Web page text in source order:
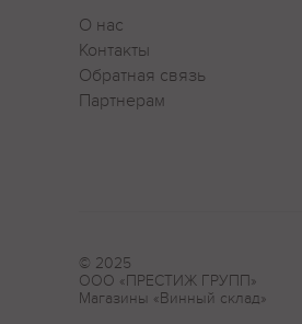
О нас
Контакты
Обратная связь
Партнерам
© 2025
ООО «ПРЕСТИЖ ГРУПП»
Магазины «Винный склад»